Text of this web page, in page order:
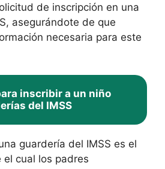
de inscripción en una
asegurándote de que
necesaria para este
inscribir a un niño
del IMSS
guardería del IMSS es el
el cual los padres